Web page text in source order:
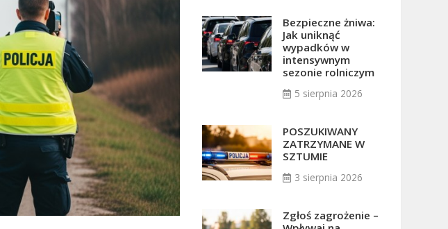
Bezpieczne żniwa:
Jak uniknąć
wypadków w
intensywnym
sezonie rolniczym
5 sierpnia 2026
POSZUKIWANY
ZATRZYMANE W
SZTUMIE
3 sierpnia 2026
Zgłoś zagrożenie –